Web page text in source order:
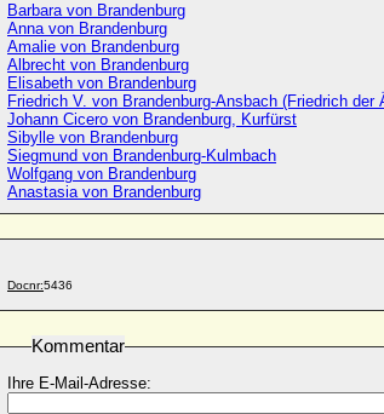
Barbara von Brandenburg
Anna von Brandenburg
Amalie von Brandenburg
Albrecht von Brandenburg
Elisabeth von Brandenburg
Friedrich V. von Brandenburg-Ansbach (Friedrich
Johann Cicero von Brandenburg, Kurfürst
Sibylle von Brandenburg
Siegmund von Brandenburg-Kulmbach
Wolfgang von Brandenburg
Anastasia von Brandenburg
Docnr:5436
Kommentar
Ihre E-Mail-Adresse: